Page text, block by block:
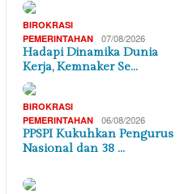
BIROKRASI
PEMERINTAHAN
07/08/2026
Hadapi Dinamika Dunia
Kerja, Kemnaker Se…
BIROKRASI
PEMERINTAHAN
06/08/2026
PPSPI Kukuhkan Pengurus
Nasional dan 38 …